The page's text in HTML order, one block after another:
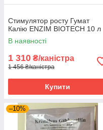
Стимулятор росту Гумат
Калію ENZIM BIOTECH 10 л
В наявності
1 310 ₴/каністра
1 456 ₴/каністра
Купити
–10%